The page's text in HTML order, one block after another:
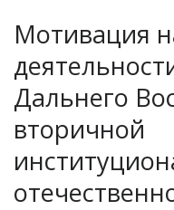
Мотивация
Дальнего
вторичной